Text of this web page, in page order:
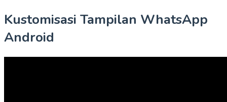
Kustomisasi Tampilan WhatsApp
Android